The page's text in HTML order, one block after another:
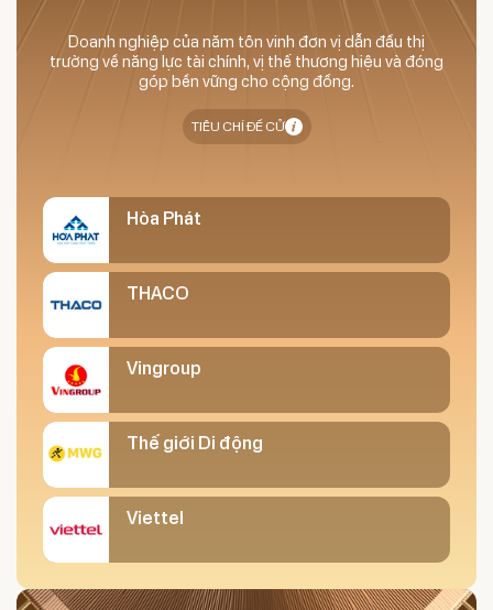
Doanh nghiệp của năm tôn vinh đơn vị dẫn đầu thị
trường về năng lực tài chính, vị thế thương hiệu và đóng
góp bền vững cho cộng đồng.
TIÊU CHÍ ĐỀ CỬ
Hòa Phát
THACO
Vingroup
Thế giới Di động
Viettel